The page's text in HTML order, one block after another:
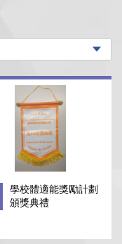
學校體適能獎勵計劃
頒獎典禮